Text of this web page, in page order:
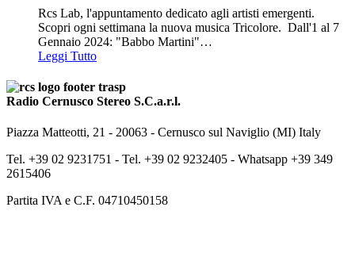
Rcs Lab, l'appuntamento dedicato agli artisti emergenti.
Scopri ogni settimana la nuova musica Tricolore. Dall'1 al 7
Gennaio 2024: "Babbo Martini"…
Leggi Tutto
Radio Cernusco Stereo S.C.a.r.l.
Piazza Matteotti, 21 - 20063 - Cernusco sul Naviglio (MI) Italy
Tel. +39 02 9231751 - Tel. +39 02 9232405 - Whatsapp +39 349
2615406
Partita IVA e C.F. 04710450158